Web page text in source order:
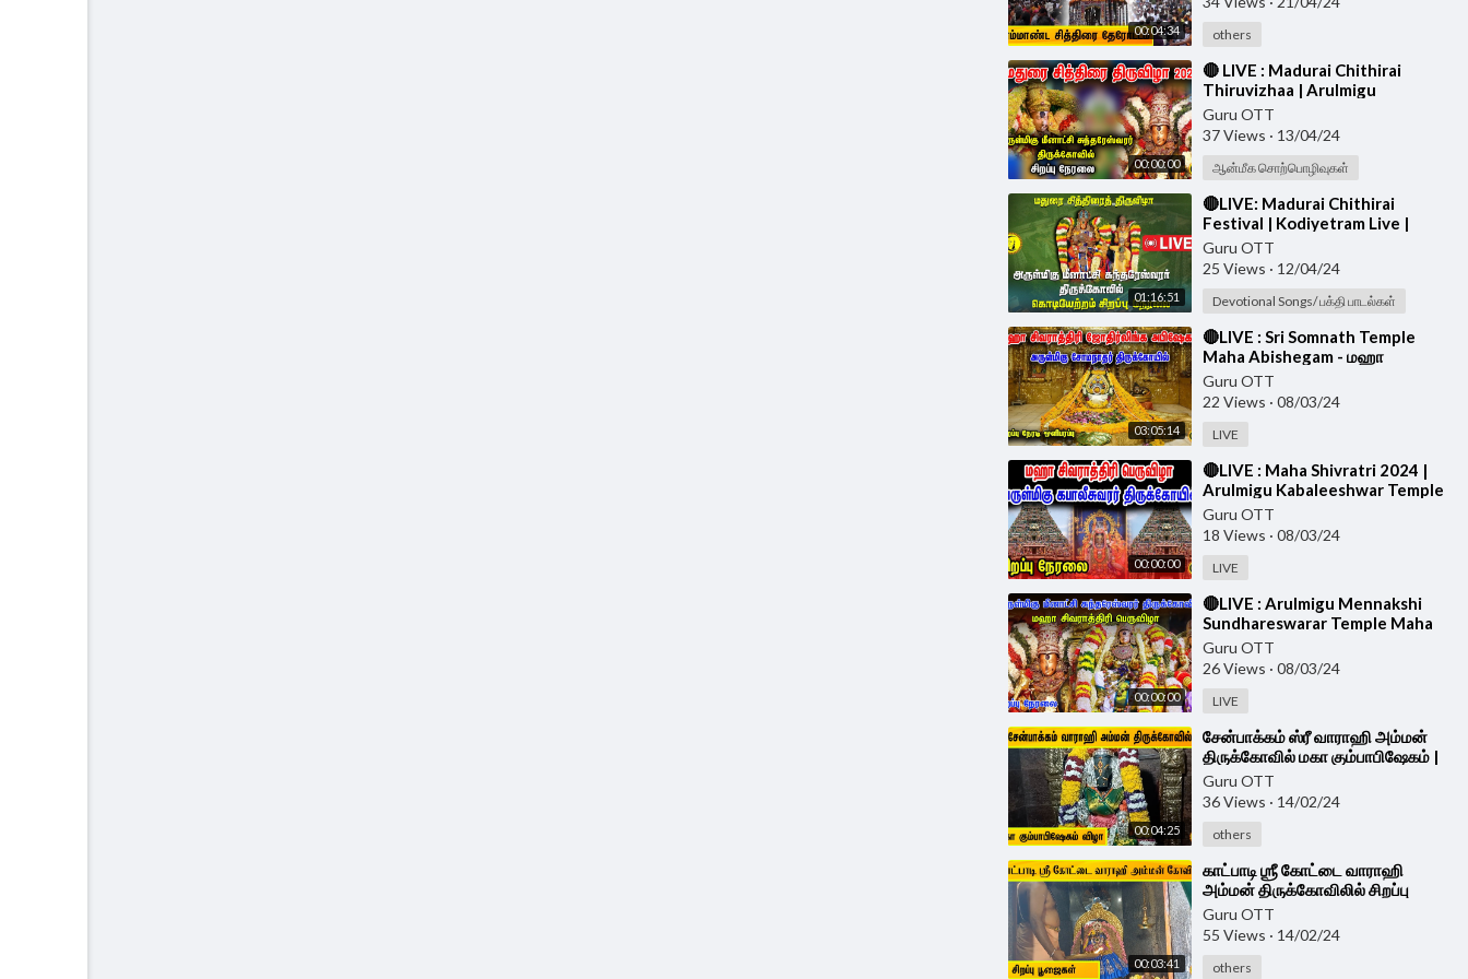
00:04:34 others
00:00:00
⁣🔴 LIVE : Madurai Chithirai
Thiruvizhaa | Arulmigu
Meenakshi Sundhareshwarar
Temple Live
Guru OTT
37 Views · 13/04/24
ஆன்மீக சொற்பொழிவுகள்
01:16:51
⁣🔴LIVE: Madurai Chithirai
Festival | Kodiyetram Live |
Arulmigu Meenakshi
Sundhareshwarar Temple
Guru OTT
25 Views · 12/04/24
Devotional Songs/ பக்தி பாடல்கள்
03:05:14
⁣🔴LIVE : Sri Somnath Temple
Maha Abishegam - மஹா
சிவராத்திரி பெருவிழா |
Mahashivaratri 2024
Guru OTT
22 Views · 08/03/24
LIVE
00:00:00
⁣🔴LIVE : Maha Shivratri 2024 |
Arulmigu Kabaleeshwar Temple
Maha Sivarathri Live
Guru OTT
18 Views · 08/03/24
LIVE
00:00:00
⁣🔴LIVE : Arulmigu Mennakshi
Sundhareswarar Temple Maha
Sivarathri Live | Maha Sivarathri
Live
Guru OTT
26 Views · 08/03/24
LIVE
00:04:25
⁣சேன்பாக்கம் ஸ்ரீ வாராஹி அம்மன்
திருக்கோவில் மகா கும்பாபிஷேகம் |
Sri Varahi Amman Maha
Kumbabishekam
Guru OTT
36 Views · 14/02/24
others
00:03:41
⁣காட்பாடி ஶ்ரீ கோட்டை வாராஹி
அம்மன் திருக்கோவிலில் சிறப்பு
பூஜைகள் | Katpadi Varahi Amman
Temple
Guru OTT
55 Views · 14/02/24
others